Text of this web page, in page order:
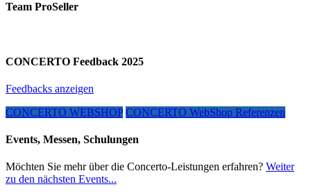
Team ProSeller
CONCERTO Feedback 2025
Feedbacks anzeigen
CONCERTO WEBSHOP CONCERTO WebShop Referenzen
Events, Messen, Schulungen
Möchten Sie mehr über die Concerto-Leistungen erfahren? Weiter
zu den nächsten Events...